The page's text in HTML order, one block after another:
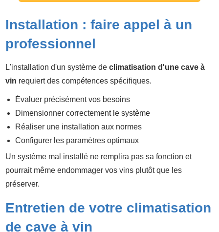
Installation : faire appel à un
professionnel
L'installation d'un système de climatisation d'une cave à
vin requiert des compétences spécifiques.
Évaluer précisément vos besoins
Dimensionner correctement le système
Réaliser une installation aux normes
Configurer les paramètres optimaux
Un système mal installé ne remplira pas sa fonction et
pourrait même endommager vos vins plutôt que les
préserver.
Entretien de votre climatisation
de cave à vin